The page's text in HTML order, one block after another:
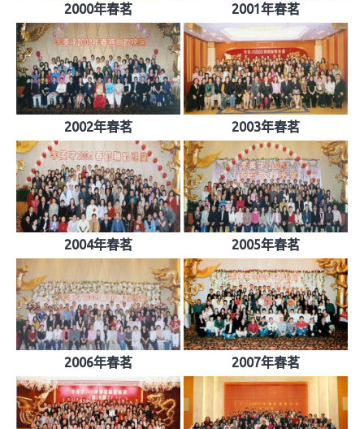
2000年春茗 2001年春茗
2002年春茗 2003年春茗
2004年春茗 2005年春茗
2006年春茗 2007年春茗